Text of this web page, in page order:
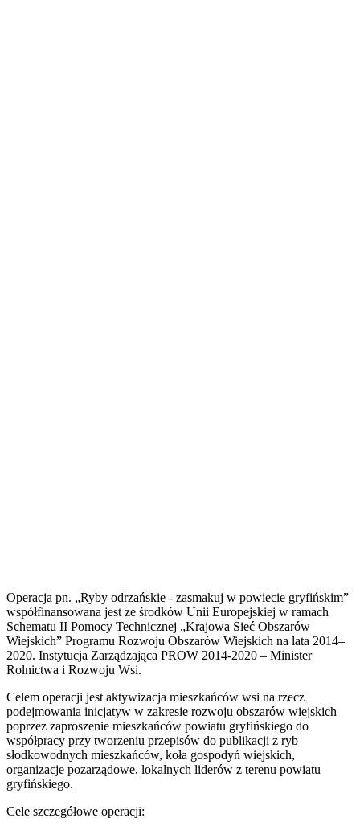
Operacja pn. „Ryby odrzańskie - zasmakuj w powiecie gryfińskim”
współfinansowana jest ze środków Unii Europejskiej w ramach
Schematu II Pomocy Technicznej „Krajowa Sieć Obszarów
Wiejskich” Programu Rozwoju Obszarów Wiejskich na lata 2014–
2020. Instytucja Zarządzająca PROW 2014-2020 – Minister
Rolnictwa i Rozwoju Wsi.
Celem operacji jest aktywizacja mieszkańców wsi na rzecz
podejmowania inicjatyw w zakresie rozwoju obszarów wiejskich
poprzez zaproszenie mieszkańców powiatu gryfińskiego do
współpracy przy tworzeniu przepisów do publikacji z ryb
słodkowodnych mieszkańców, koła gospodyń wiejskich,
organizacje pozarządowe, lokalnych liderów z terenu powiatu
gryfińskiego.
Cele szczegółowe operacji: